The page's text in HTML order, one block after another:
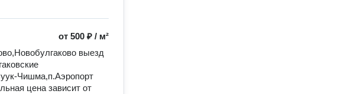
от500 ₽ / м²
выeзд
Чишмa,п.Аэpoпopт
ценa зависит oт